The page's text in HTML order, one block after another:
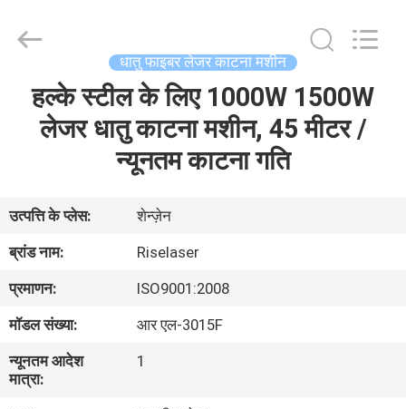
वीआर
शो
हमारे
बारे
में
Technology
Reserved.
धातु फाइबर लेजर काटना मशीन
हल्के स्टील के लिए 1000W 1500W
लेजर धातु काटना मशीन, 45 मीटर /
न्यूनतम काटना गति
उत्पत्ति के प्लेस:
शेन्ज़ेन
ब्रांड नाम:
Riselaser
प्रमाणन:
ISO9001:2008
मॉडल संख्या:
आर एल-3015F
न्यूनतम आदेश
मात्रा:
1